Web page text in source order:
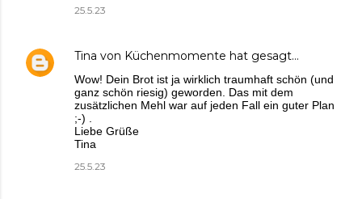
25.5.23
Tina von Küchenmomente hat gesagt…
Wow! Dein Brot ist ja wirklich traumhaft schön (und
ganz schön riesig) geworden. Das mit dem
zusätzlichen Mehl war auf jeden Fall ein guter Plan
;-) .
Liebe Grüße
Tina
25.5.23